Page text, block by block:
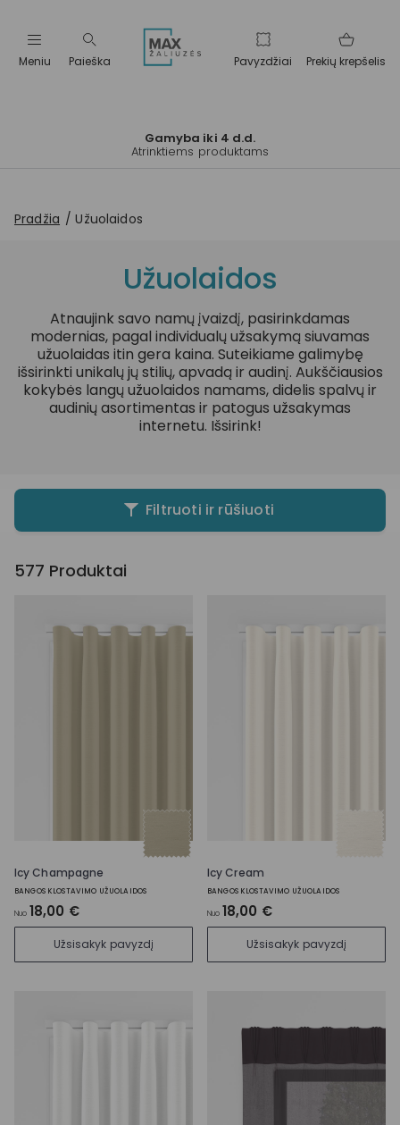
Meniu Paieška Pavyzdžiai Prekių krepšelis
Gamyba iki 4 d.d.
Atrinktiems produktams
Pradžia Užuolaidos
Užuolaidos
Atnaujink savo namų įvaizdį, pasirinkdamas
modernias, pagal individualų užsakymą siuvamas
užuolaidas itin gera kaina. Suteikiame galimybę
išsirinkti unikalų jų stilių, apvadą ir audinį. Aukščiausios
kokybės langų užuolaidos namams, didelis spalvų ir
audinių asortimentas ir patogus užsakymas
internetu. Išsirink!
Filtruoti ir rūšiuoti
577 Produktai
Icy Champagne
BANGOS KLOSTAVIMO UŽUOLAIDOS
Nuo 18,00 €
Užsisakyk pavyzdį
Icy Cream
BANGOS KLOSTAVIMO UŽUOLAIDOS
Nuo 18,00 €
Užsisakyk pavyzdį